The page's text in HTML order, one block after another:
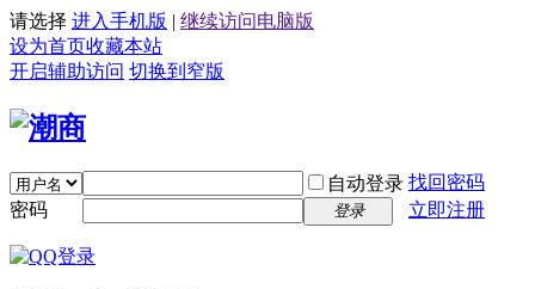
请选择 进入手机版 | 继续访问电脑版
设为首页收藏本站
开启辅助访问 切换到窄版
自动登录 找回密码
密码
登录 立即注册